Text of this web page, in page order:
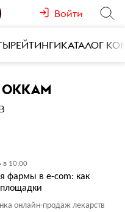
Войти
РЕЙТИНГИКАТАЛОГ
OKKAM
в 10:00
фармы в e-com: как
онлайн-продаж лекарств